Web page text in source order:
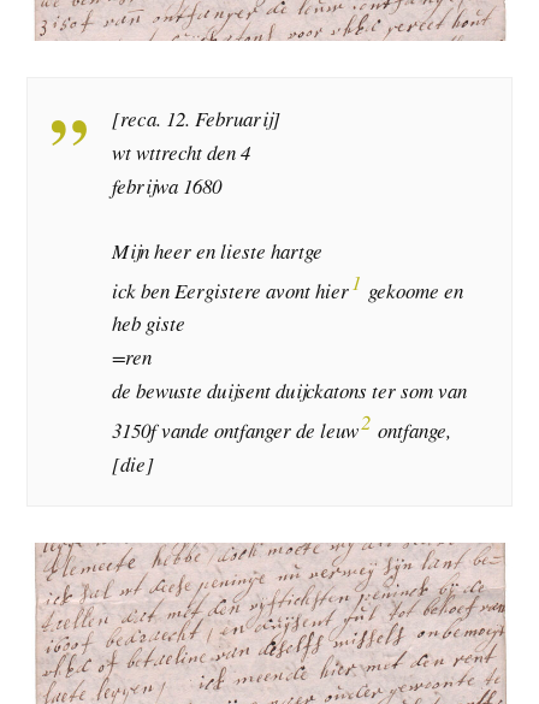
[reca. 12. Februarij]
wt wttrecht den 4
febrijwa 1680
Mijn heer en lieste hartge
ick ben Eergistere avont hier1 gekoome en
heb giste
=ren
de bewuste duijsent duijckatons ter som van
3150f vande ontfanger de leuw2 ontfange,
[die]